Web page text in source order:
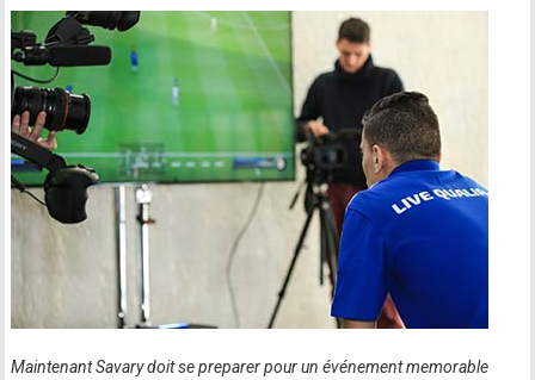
Maintenant Savary doit se preparer pour un événement memorable